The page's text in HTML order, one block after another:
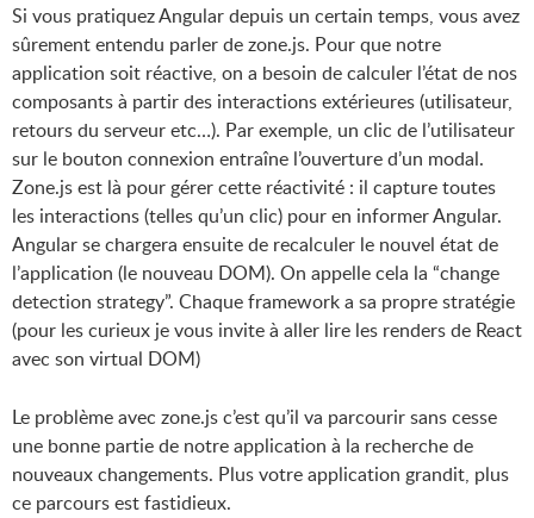
Si vous pratiquez Angular depuis un certain temps, vous avez
sûrement entendu parler de zone.js. Pour que notre
application soit réactive, on a besoin de calculer l’état de nos
composants à partir des interactions extérieures (utilisateur,
retours du serveur etc…). Par exemple, un clic de l’utilisateur
sur le bouton connexion entraîne l’ouverture d’un modal.
Zone.js est là pour gérer cette réactivité : il capture toutes
les interactions (telles qu’un clic) pour en informer Angular.
Angular se chargera ensuite de recalculer le nouvel état de
l’application (le nouveau DOM). On appelle cela la “change
detection strategy”. Chaque framework a sa propre stratégie
(pour les curieux je vous invite à aller lire les renders de React
avec son virtual DOM)
Le problème avec zone.js c’est qu’il va parcourir sans cesse
une bonne partie de notre application à la recherche de
nouveaux changements. Plus votre application grandit, plus
ce parcours est fastidieux.